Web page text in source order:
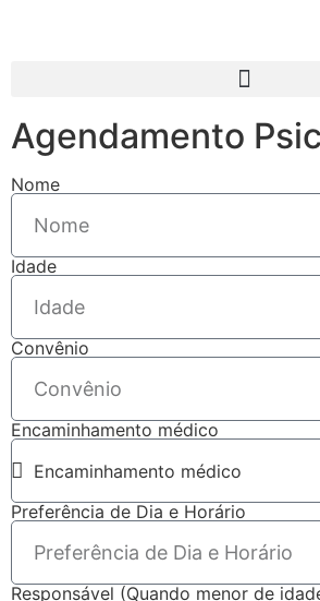
Agendamento
Nome
Idade
Convênio
Encaminhamento médico
Preferência de Dia e Horário
Responsável (Quando menor de